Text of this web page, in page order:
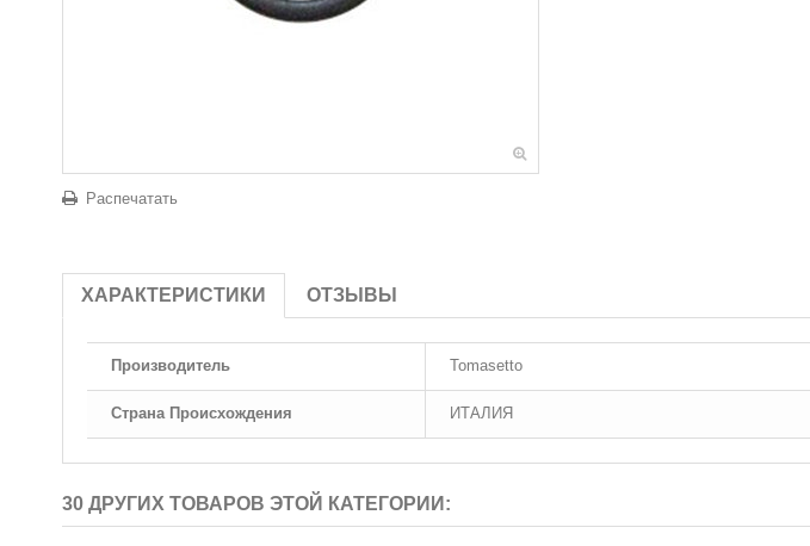
Распечатать
ХАРАКТЕРИСТИКИ ОТЗЫВЫ
Производитель Tomasetto
Страна Происхождения ИТАЛИЯ
30 ДРУГИХ ТОВАРОВ ЭТОЙ КАТЕГОРИИ: